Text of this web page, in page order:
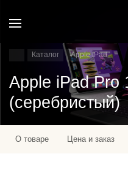
Каталог Apple IPad
Apple iPad Pro
(серебристый)
О товаре Цена и заказ